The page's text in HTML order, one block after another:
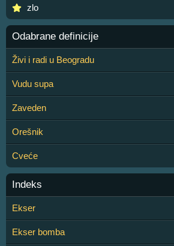
zlo
Odabrane definicije
Živi i radi u Beogradu
Vudu supa
Zaveden
Orešnik
Cveće
Indeks
Ekser
Ekser bomba